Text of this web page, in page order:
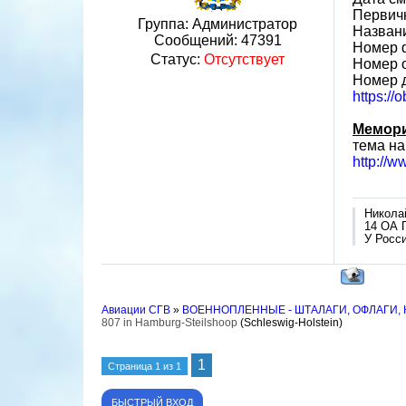
Группа: Администратор
Сообщений: 47391
Статус: Отсутствует
Номер
Номер
Номер
https://
тема
http://
14 ОА
У
Авиации СГВ » ВОЕННОПЛЕННЫЕ - ШТАЛАГИ, ОФЛАГИ,
807 in Hamburg-Steilshoop (Schleswig-Holstein)
Страница 1 из 1 1